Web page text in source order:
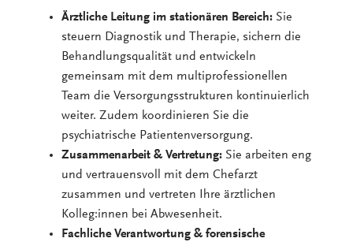
Ärztliche Leitung im stationären Bereich: Sie
steuern Diagnostik und Therapie, sichern die
Behandlungsqualität und entwickeln
gemeinsam mit dem multiprofessionellen
Team die Versorgungsstrukturen kontinuierlich
weiter. Zudem koordinieren Sie die
psychiatrische Patientenversorgung.
Zusammenarbeit & Vertretung: Sie arbeiten eng
und vertrauensvoll mit dem Chefarzt
zusammen und vertreten Ihre ärztlichen
Kolleg:innen bei Abwesenheit.
Fachliche Verantwortung & forensische